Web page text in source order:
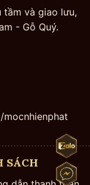
tầm và giao lưu,
- Gỗ Quý.
SÁCH